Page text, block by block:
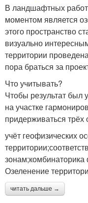
В ландшафтных
моментом является
этого пространство
визуально
территории
пора браться за
Что учитывать?
Чтобы результат был
на участке
придерживаться
учёт геофизических
зонам;комбинаторика
Озеленение
читать дальше →